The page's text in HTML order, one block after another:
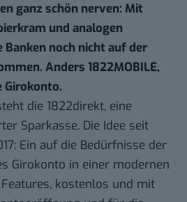
ganz schön nerven: Mit
und analogen
noch nicht auf der
Anders 1822MOBILE,
die 1822direkt, eine
Sparkasse. Die Idee seit
Ein auf die Bedürfnisse der
Girokonto in einer modernen
kostenlos und mit